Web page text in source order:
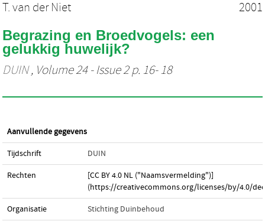
T. van der Niet 2001
Begrazing en Broedvogels: een
gelukkig huwelijk?
DUIN, Volume 24 - Issue 2 p. 16- 18
Aanvullende gegevens
Tijdschrift DUIN
Rechten
[CC BY 4.0 NL ("Naamsvermelding")]
(https://creativecommons.org/licenses/by/4.0/
Organisatie Stichting Duinbehoud